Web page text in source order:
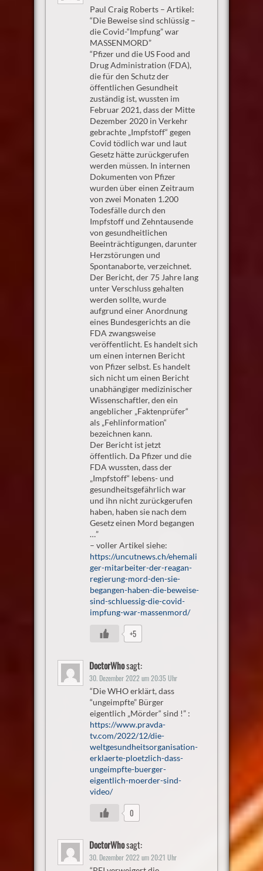
Paul Craig Roberts – Artikel:
“Die Beweise sind schlüssig –
die Covid-“Impfung” war
MASSENMORD”
“Pfizer und die US Food and
Drug Administration (FDA),
die für den Schutz der
öffentlichen Gesundheit
zuständig ist, wussten im
Februar 2021, dass der Mitte
Dezember 2020 in Verkehr
gebrachte „Impfstoff“ gegen
Covid tödlich war und laut
Gesetz hätte zurückgerufen
werden müssen. In internen
Dokumenten von Pfizer
wurden über einen Zeitraum
von zwei Monaten 1.200
Todesfälle durch den
Impfstoff und Zehntausende
von gesundheitlichen
Beeinträchtigungen, darunter
Herzstörungen und
Spontanaborte, verzeichnet.
Der Bericht, der 75 Jahre lang
unter Verschluss gehalten
werden sollte, wurde
aufgrund einer Anordnung
eines Bundesgerichts an die
FDA zwangsweise
veröffentlicht. Es handelt sich
um einen internen Bericht
von Pfizer selbst. Es handelt
sich nicht um einen Bericht
unabhängiger medizinischer
Wissenschaftler, den ein
angeblicher „Faktenprüfer“
als „Fehlinformation“
bezeichnen kann.
Der Bericht ist jetzt
öffentlich. Da Pfizer und die
FDA wussten, dass der
„Impfstoff“ lebens- und
gesundheitsgefährlich war
und ihn nicht zurückgerufen
haben, haben sie nach dem
Gesetz einen Mord begangen
…”
– voller Artikel siehe:
https://uncutnews.ch/ehemali
ger-mitarbeiter-der-reagan-
regierung-mord-den-sie-
begangen-haben-die-beweise-
sind-schluessig-die-covid-
impfung-war-massenmord/
+5
DoctorWhosagt:
30. Dezember 2022 um 20:35 Uhr
“Die WHO erklärt, dass
“ungeimpfte” Bürger
eigentlich „Mörder“ sind !” :
https://www.pravda-
tv.com/2022/12/die-
weltgesundheitsorganisation-
erklaerte-ploetzlich-dass-
ungeimpfte-buerger-
eigentlich-moerder-sind-
video/
0
DoctorWhosagt:
30. Dezember 2022 um 20:21 Uhr